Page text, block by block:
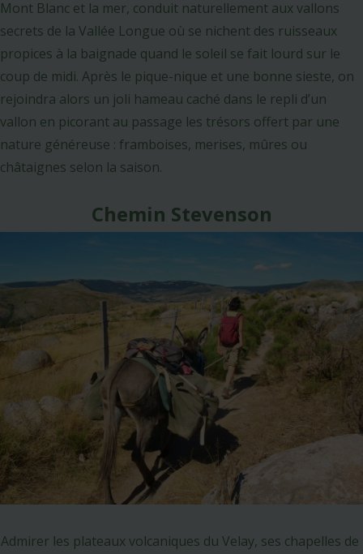
Mont Blanc et la mer, conduit naturellement aux vallons
secrets de la Vallée Longue où se nichent des ruisseaux
propices à la baignade quand le soleil se fait lourd sur le
coup de midi. Après le pique-nique et une bonne sieste, on
rejoindra alors un joli hameau caché dans le repli d’un
vallon en picorant au passage les trésors offert par une
nature généreuse : framboises, merises, mûres ou
châtaignes selon la saison.
Chemin Stevenson
Admirer les plateaux volcaniques du Velay, ses chapelles de